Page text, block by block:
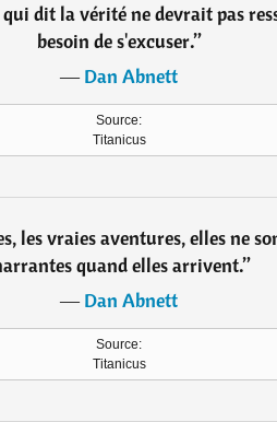
dit la vérité ne devrait pas
besoin de s'excuser.”
―Dan Abnett
Source:
Titanicus
les vraies aventures, elles ne
quand elles arrivent.”
―Dan Abnett
Source:
Titanicus